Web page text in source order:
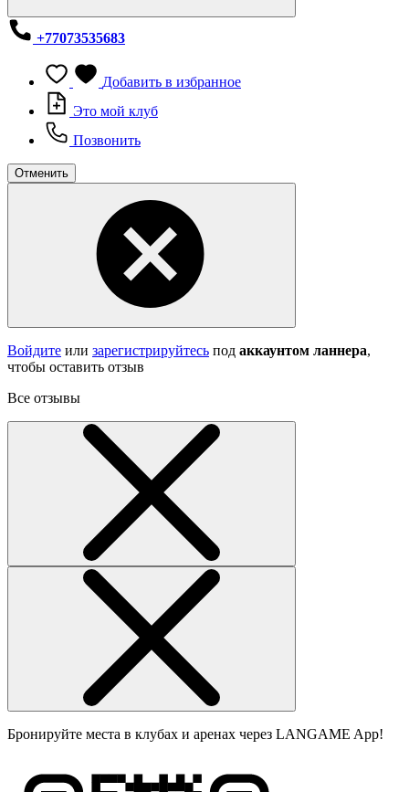
+77073535683
Добавить в избранное
Это мой клуб
Позвонить
Отменить
Войдите или зарегистрируйтесь под аккаунтом ланнера,
чтобы оставить отзыв
Все отзывы
Бронируйте места в клубах и аренах через LANGAME App!